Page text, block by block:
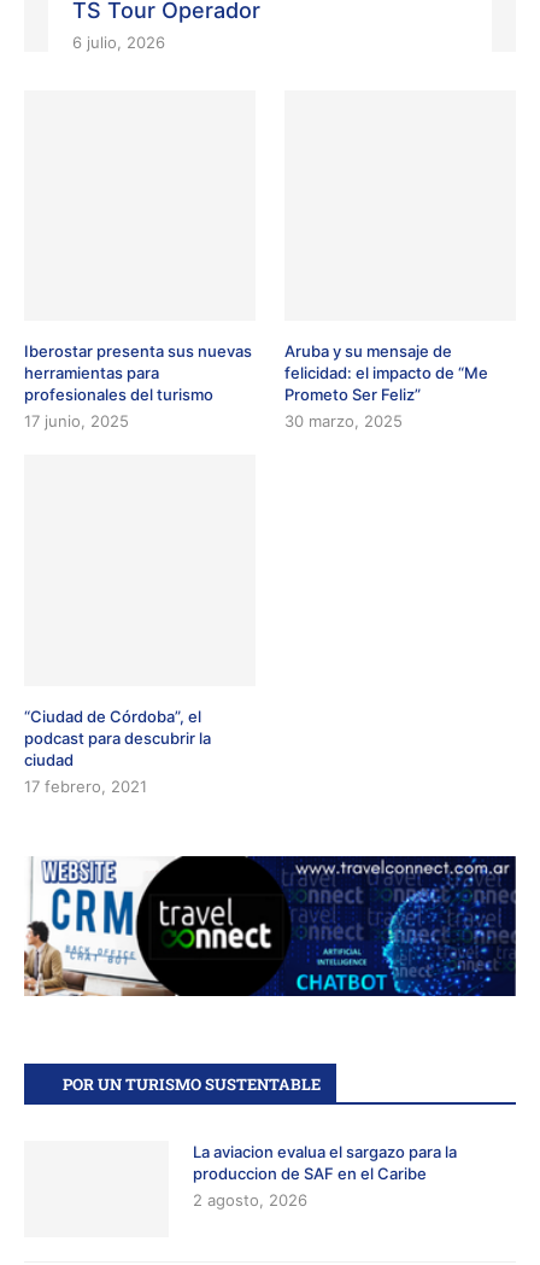
TS Tour Operador
6 julio, 2026
Iberostar presenta sus nuevas
herramientas para
profesionales del turismo
17 junio, 2025
Aruba y su mensaje de
felicidad: el impacto de “Me
Prometo Ser Feliz”
30 marzo, 2025
“Ciudad de Córdoba”, el
podcast para descubrir la
ciudad
17 febrero, 2021
POR UN TURISMO SUSTENTABLE
La aviacion evalua el sargazo para la
produccion de SAF en el Caribe
2 agosto, 2026